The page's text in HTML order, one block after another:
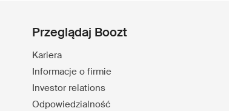
Przeglądaj Boozt
Kariera
Informacje o firmie
Investor relations
Odpowiedzialność